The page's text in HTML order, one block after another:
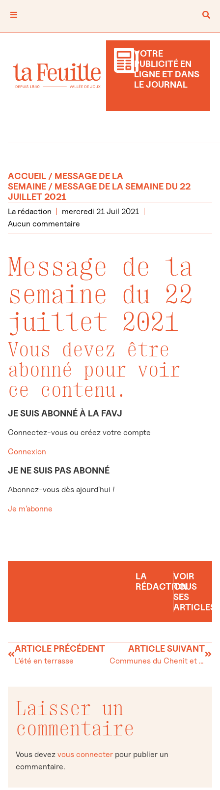
VOTRE
PUBLICITÉ EN
LIGNE ET DANS
LE JOURNAL
ACCUEIL / MESSAGE DE LA
SEMAINE / MESSAGE DE LA SEMAINE DU 22
JUILLET 2021
La rédaction
mercredi 21 Juil 2021
Aucun commentaire
Message de la
semaine du 22
juillet 2021
Vous devez être
abonné pour voir
ce contenu.
JE SUIS ABONNÉ À LA FAVJ
Connectez-vous ou créez votre compte
Connexion
JE NE SUIS PAS ABONNÉ
Abonnez-vous dès ajourd'hui !
Je m'abonne
LA
RÉDACTION
VOIR
TOUS
SES
ARTICLES
ARTICLE PRÉCÉDENT
L’été en terrasse
ARTICLE SUIVANT
Communes du Chenit et du Lieu
Laisser un
commentaire
Vous devez vous connecter pour publier un
commentaire.